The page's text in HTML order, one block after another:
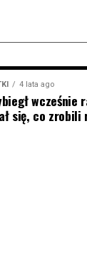
4 lata ago
wcześnie
się, co zrobili